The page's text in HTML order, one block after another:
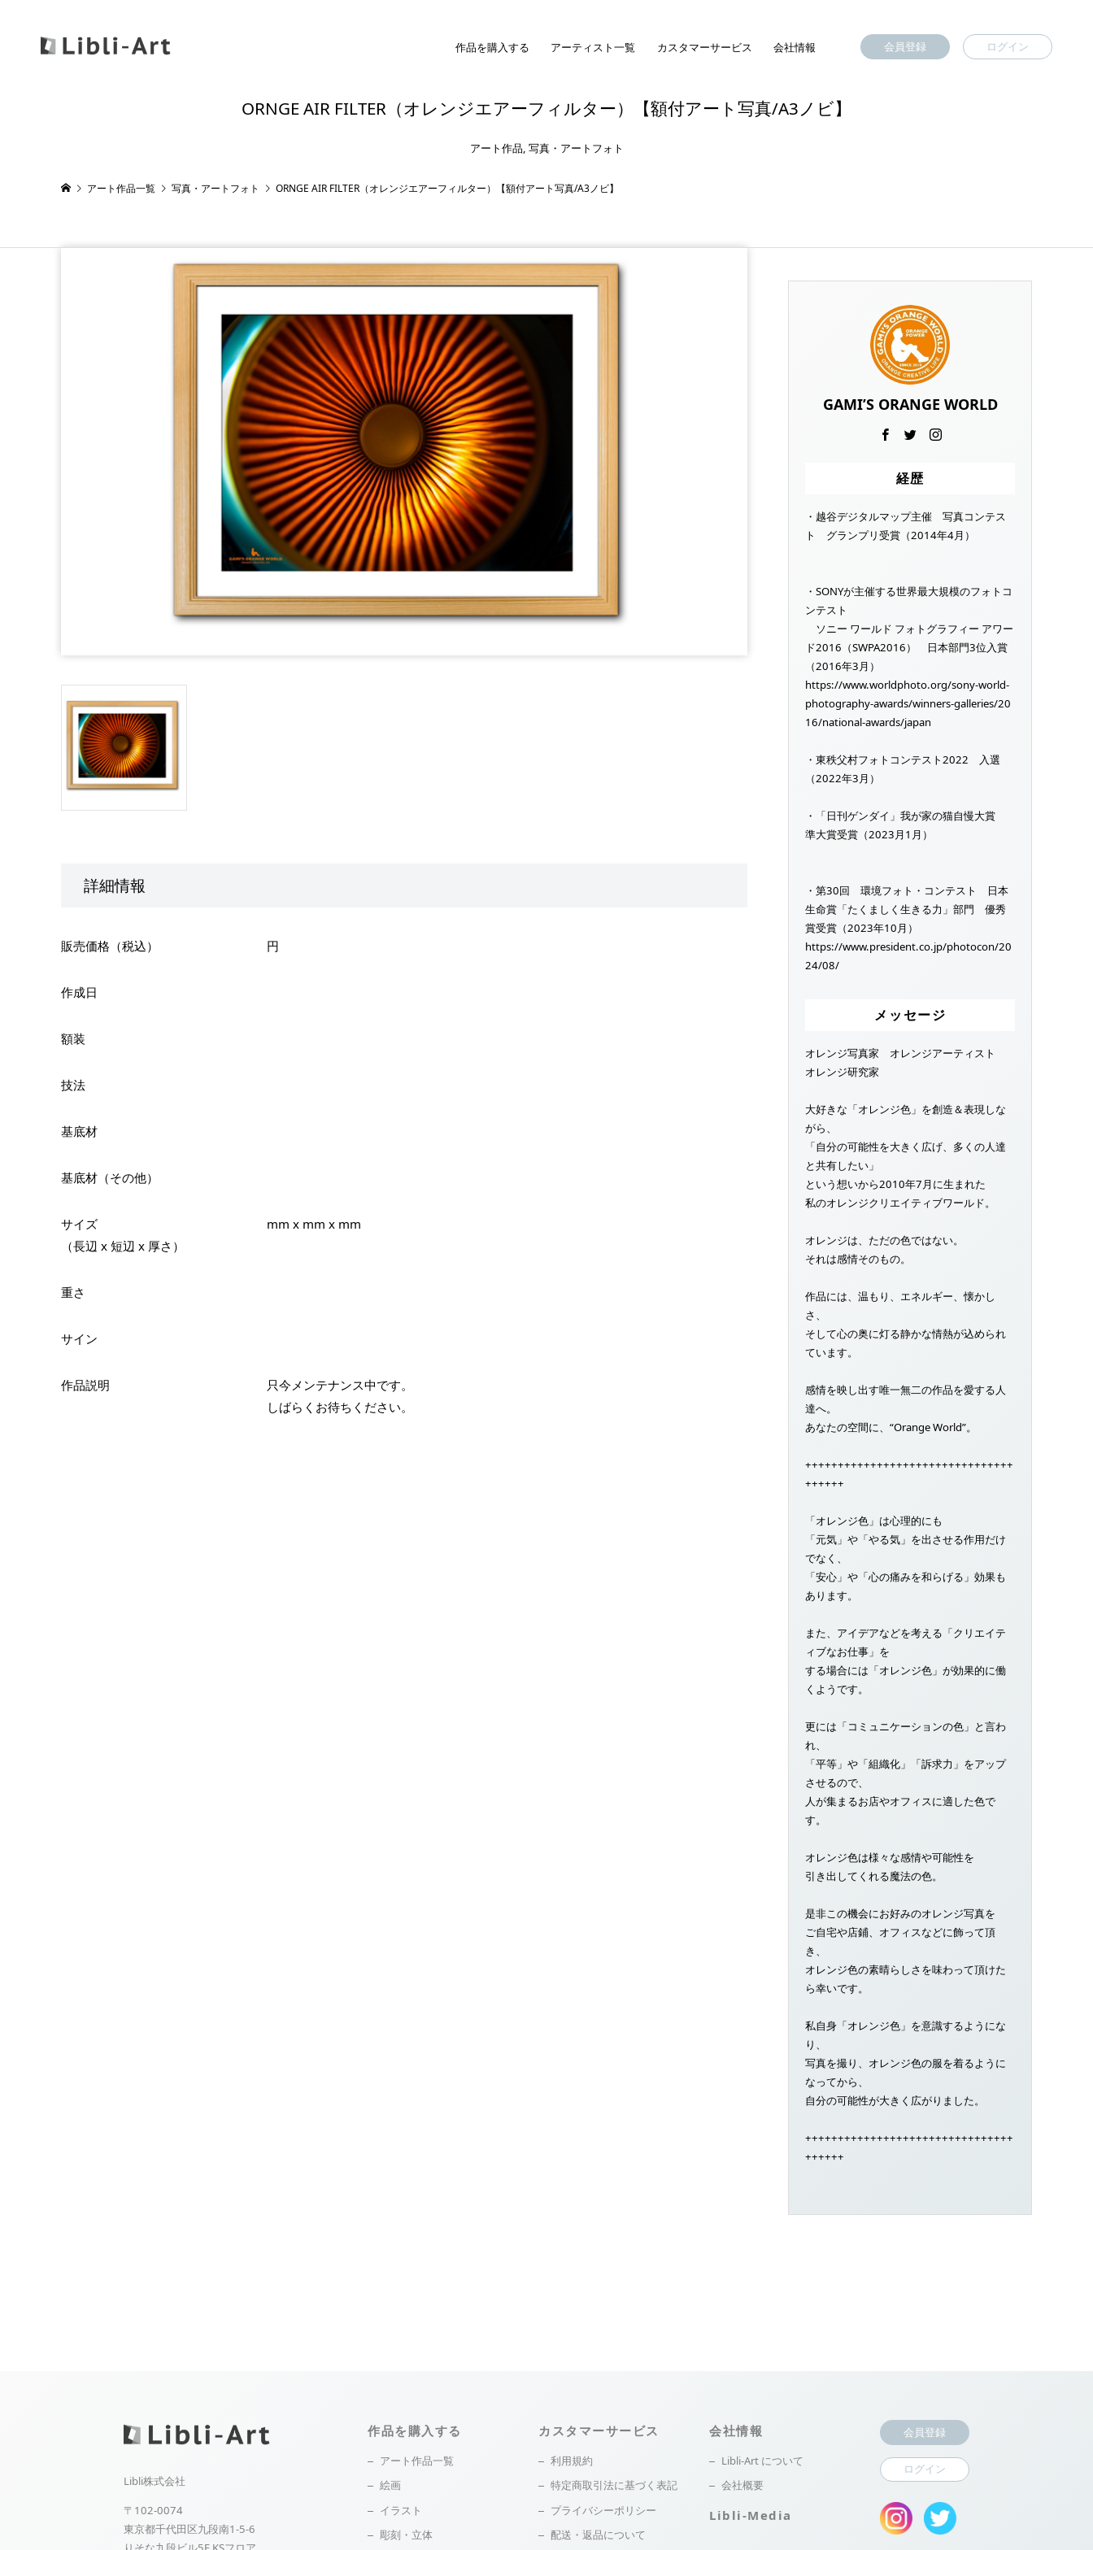
作品を購入する アーティスト一覧 カスタマーサービス 会社情報 会員登録 ログイン
ORNGE AIR FILTER（オレンジエアーフィルター）【額付アート写真/A3ノビ】
アート作品, 写真・アートフォト
アート作品一覧 写真・アートフォト ORNGE AIR FILTER（オレンジエアーフィルター）【額付アート写真/A3ノビ】
詳細情報
販売価格（税込） 円
作成日
額装
技法
基底材
基底材（その他）
サイズ
（長辺 x 短辺 x 厚さ）
mm x mm x mm
重さ
サイン
作品説明
只今メンテナンス中です。
しばらくお待ちください。
GAMI’S ORANGE WORLD
経歴
・越谷デジタルマップ主催 写真コンテス
ト グランプリ受賞（2014年4月）
・SONYが主催する世界最大規模のフォトコ
ンテスト
ソニー ワールド フォトグラフィー アワー
ド2016（SWPA2016） 日本部門3位入賞
（2016年3月）
https://www.worldphoto.org/sony-world-
photography-awards/winners-galleries/20
16/national-awards/japan
・東秩父村フォトコンテスト2022 入選
（2022年3月）
・「日刊ゲンダイ」我が家の猫自慢大賞
準大賞受賞（2023月1月）
・第30回 環境フォト・コンテスト 日本
生命賞「たくましく生きる力」部門 優秀
賞受賞（2023年10月）
https://www.president.co.jp/photocon/20
24/08/
メッセージ
オレンジ写真家 オレンジアーティスト
オレンジ研究家
大好きな「オレンジ色」を創造＆表現しな
がら、
「自分の可能性を大きく広げ、多くの人達
と共有したい」
という想いから2010年7月に生まれた
私のオレンジクリエイティブワールド。
オレンジは、ただの色ではない。
それは感情そのもの。
作品には、温もり、エネルギー、懐かし
さ、
そして心の奥に灯る静かな情熱が込められ
ています。
感情を映し出す唯一無二の作品を愛する人
達へ。
あなたの空間に、“Orange World”。
++++++++++++++++++++++++++++++++
++++++
「オレンジ色」は心理的にも
「元気」や「やる気」を出させる作用だけ
でなく、
「安心」や「心の痛みを和らげる」効果も
あります。
また、アイデアなどを考える「クリエイテ
ィブなお仕事」を
する場合には「オレンジ色」が効果的に働
くようです。
更には「コミュニケーションの色」と言わ
れ、
「平等」や「組織化」「訴求力」をアップ
させるので、
人が集まるお店やオフィスに適した色で
す。
オレンジ色は様々な感情や可能性を
引き出してくれる魔法の色。
是非この機会にお好みのオレンジ写真を
ご自宅や店鋪、オフィスなどに飾って頂
き、
オレンジ色の素晴らしさを味わって頂けた
ら幸いです。
私自身「オレンジ色」を意識するようにな
り、
写真を撮り、オレンジ色の服を着るように
なってから、
自分の可能性が大きく広がりました。
++++++++++++++++++++++++++++++++
++++++
Libli株式会社
〒102-0074
東京都千代田区九段南1-5-6
作品を購入する
アート作品一覧
絵画
イラスト
彫刻・立体
カスタマーサービス
利用規約
特定商取引法に基づく表記
プライバシーポリシー
配送・返品について
会社情報
Libli-Art について
会社概要
Libli-Media
会員登録
ログイン